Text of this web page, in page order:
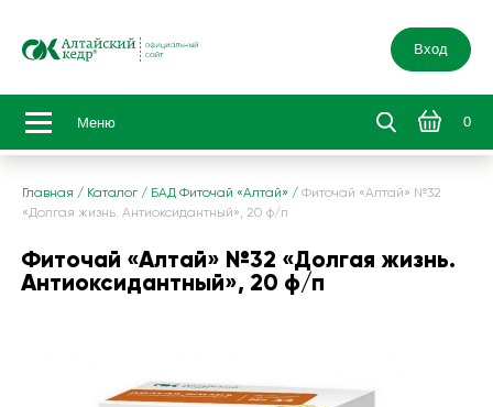
Вход
Меню 0
Главная / Каталог / БАД Фиточай «Алтай» / Фиточай «Алтай» №32
«Долгая жизнь. Антиоксидантный», 20 ф/п
Фиточай «Алтай» №32 «Долгая жизнь.
Антиоксидантный», 20 ф/п